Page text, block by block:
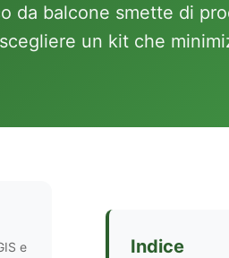
da balcone smette di
un kit che
e
Indice